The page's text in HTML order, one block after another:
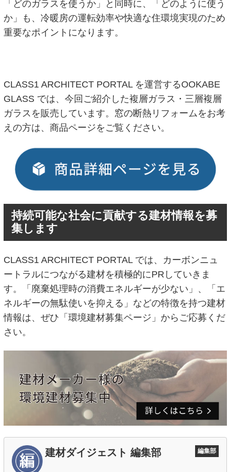
「どのガラスを使うか」と同時に、「どのように使う
か」も、冷暖房の運転効率や快適な住環境実現のため
重要なポイントになります。
CLASS1 ARCHITECT PORTAL を運営するOOKABE
GLASS では、今回ご紹介した複層ガラス・三層複層
ガラスを販売しています。窓の断熱リフォームをお考
えの方は、商品ページをご覧ください。
持続可能な社会に貢献する建材情報を募
集します
CLASS1 ARCHITECT PORTAL では、カーボンニュ
ートラルにつながる建材を積極的にPRしていきま
す。「廃棄処理時の消費エネルギーが少ない」、「エ
ネルギーの無駄使いを抑える」などの特徴を持つ建材
情報は、ぜひ「環境建材募集ページ」からご応募くだ
さい。
建材ダイジェスト 編集部 編集部